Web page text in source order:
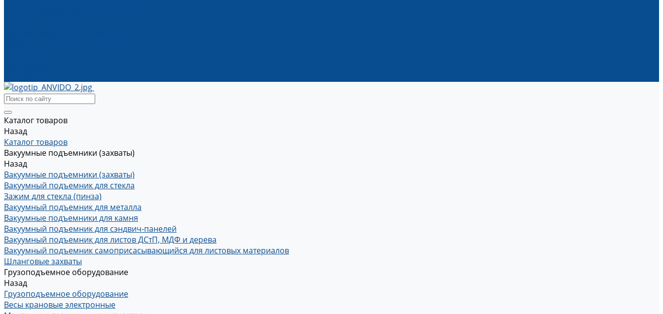
Каталог товаров
Назад
Каталог товаров
Вакуумные подъемники (захваты)
Назад
Вакуумные подъемники (захваты)
Вакуумный подъемник для стекла
Зажим для стекла (пинза)
Вакуумный подъемник для металла
Вакуумные подъемники для камня
Вакуумный подъемник для сэндвич-панелей
Вакуумный подъемник для листов ДСтП, МДФ и дерева
Вакуумный подъемник самоприсасывающийся для листовых материалов
Шланговые захваты
Грузоподъемное оборудование
Назад
Грузоподъемное оборудование
Весы крановые электронные